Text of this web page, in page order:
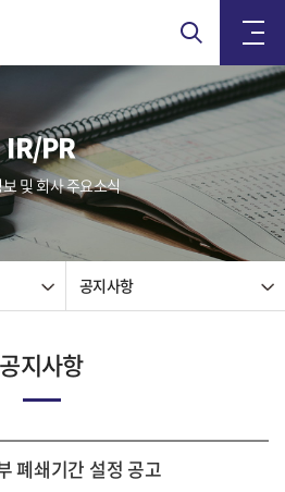
IR/PR
및 회사 주요소식
공지사항
공지사항
폐쇄기간 설정 공고